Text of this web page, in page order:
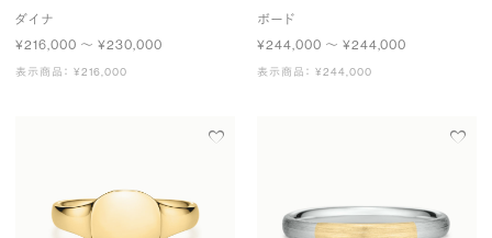
ダイナ
¥216,000 〜 ¥230,000
表示商品： ¥216,000
ボード
¥244,000 〜 ¥244,000
表示商品： ¥244,000